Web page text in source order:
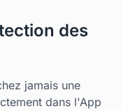
des
jamais une
dans l'App